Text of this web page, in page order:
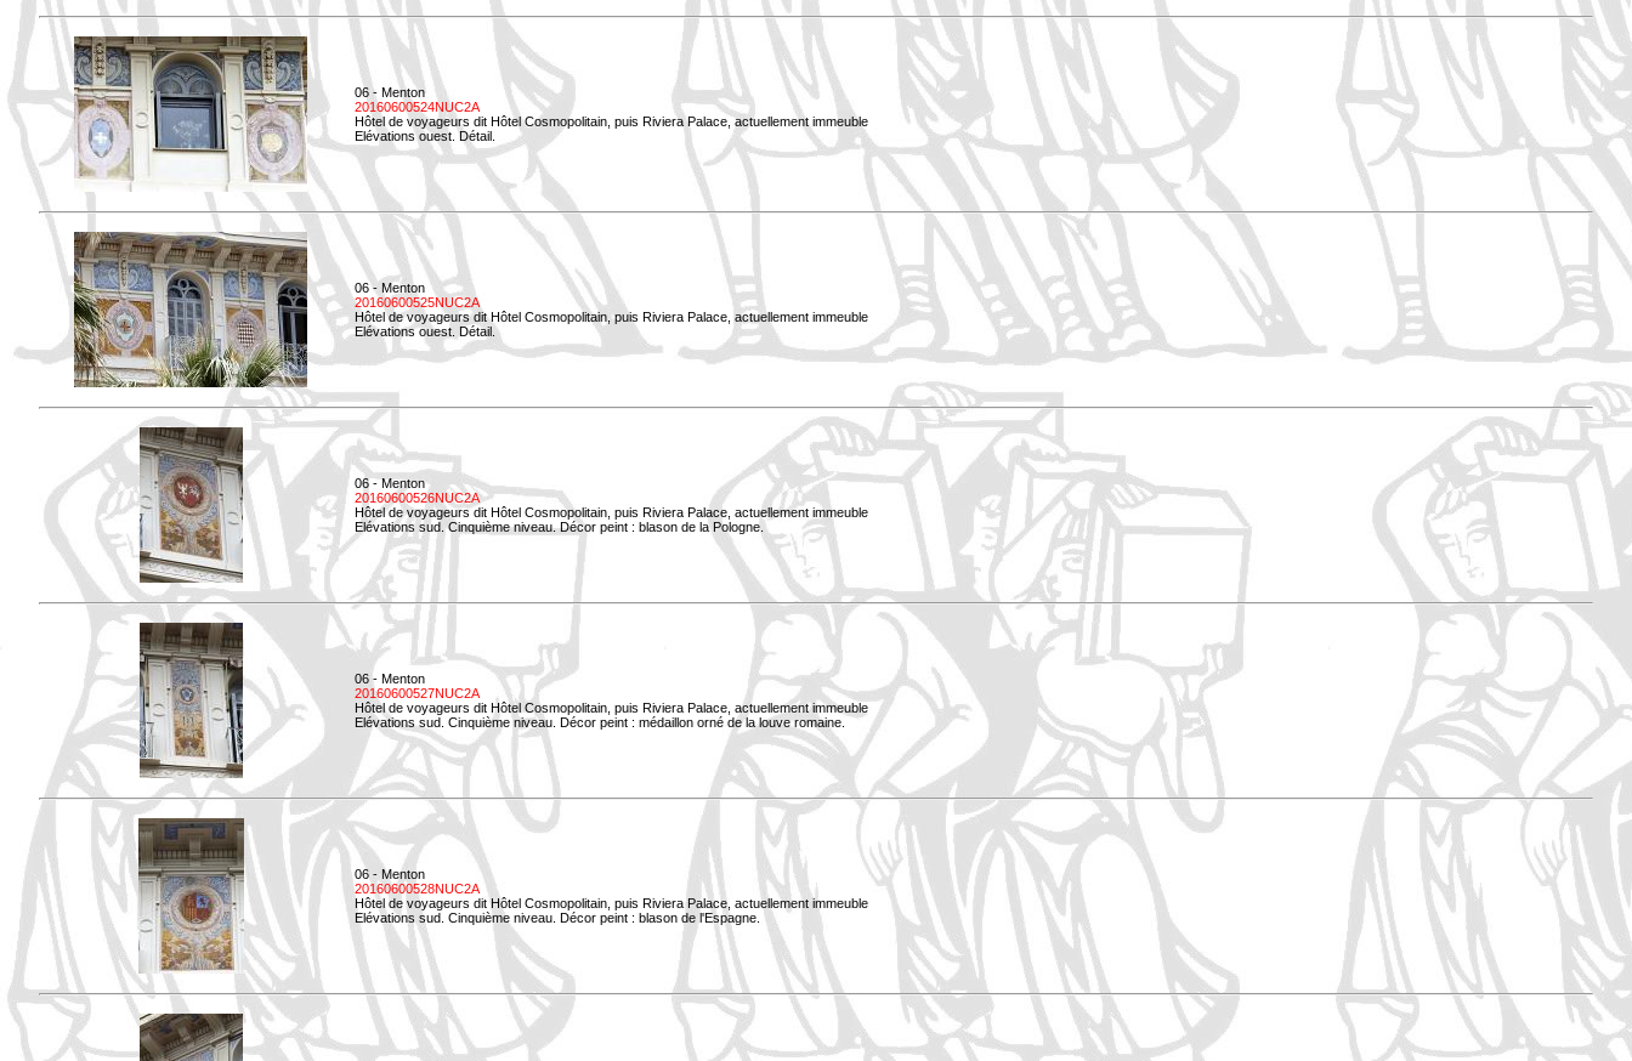
06 - Menton
20160600524NUC2A
Hôtel de voyageurs dit Hôtel Cosmopolitain, puis Riviera Palace, actuellement immeuble
Elévations ouest. Détail.
06 - Menton
20160600525NUC2A
Hôtel de voyageurs dit Hôtel Cosmopolitain, puis Riviera Palace, actuellement immeuble
Elévations ouest. Détail.
06 - Menton
20160600526NUC2A
Hôtel de voyageurs dit Hôtel Cosmopolitain, puis Riviera Palace, actuellement immeuble
Elévations sud. Cinquième niveau. Décor peint : blason de la Pologne.
06 - Menton
20160600527NUC2A
Hôtel de voyageurs dit Hôtel Cosmopolitain, puis Riviera Palace, actuellement immeuble
Elévations sud. Cinquième niveau. Décor peint : médaillon orné de la louve romaine.
06 - Menton
20160600528NUC2A
Hôtel de voyageurs dit Hôtel Cosmopolitain, puis Riviera Palace, actuellement immeuble
Elévations sud. Cinquième niveau. Décor peint : blason de l'Espagne.